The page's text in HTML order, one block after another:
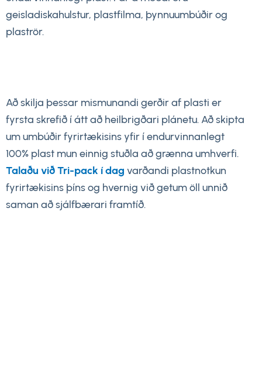
geisladiskahulstur, plastfilma, þynnuumbúðir og
plaströr.
Að skilja þessar mismunandi gerðir af plasti er
fyrsta skrefið í átt að heilbrigðari plánetu. Að skipta
um umbúðir fyrirtækisins yfir í endurvinnanlegt
100% plast mun einnig stuðla að grænna umhverfi.
Talaðu við Tri-pack í dag varðandi plastnotkun
fyrirtækisins þíns og hvernig við getum öll unnið
saman að sjálfbærari framtíð.